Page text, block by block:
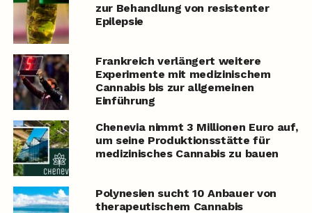
zur Behandlung von resistenter
Epilepsie
Frankreich verlängert weitere
Experimente mit medizinischem
Cannabis bis zur allgemeinen
Einführung
Chenevia nimmt 3 Millionen Euro auf,
um seine Produktionsstätte für
medizinisches Cannabis zu bauen
Polynesien sucht 10 Anbauer von
therapeutischem Cannabis